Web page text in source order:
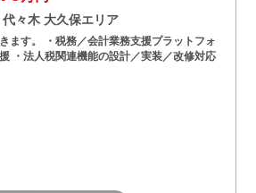
々木 大久保エリア
ます。 ・税務／会計業務支援プラットフォ
・法人税関連機能の設計／実装／改修対応